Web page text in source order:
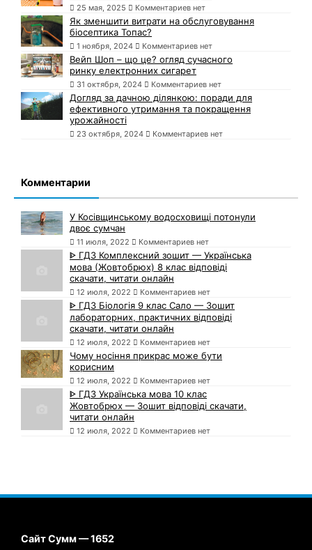
25 мая, 2025 Комментариев нет
Як зменшити витрати на обслуговування
біосептика Топас?
1 ноября, 2024 Комментариев нет
Вейп Шоп – що це? огляд сучасного
ринку електронних сигарет
31 октября, 2024 Комментариев нет
Догляд за дачною ділянкою: поради для
ефективного утримання та покращення
урожайності
23 октября, 2024 Комментариев нет
Комментарии
У Косівщинському водосховищі потонули
двоє сумчан
11 июля, 2022 Комментариев нет
ᐈ ГДЗ Комплексний зошит — Українська
мова (Жовтобрюх) 8 клас відповіді
скачати, читати онлайн
12 июля, 2022 Комментариев нет
ᐈ ГДЗ Біологія 9 клас Сало — Зошит
лабораторних, практичних відповіді
скачати, читати онлайн
12 июля, 2022 Комментариев нет
Чому носіння прикрас може бути
корисним
12 июля, 2022 Комментариев нет
ᐈ ГДЗ Українська мова 10 клас
Жовтобрюх — Зошит відповіді скачати,
читати онлайн
12 июля, 2022 Комментариев нет
Сайт Сумм — 1652